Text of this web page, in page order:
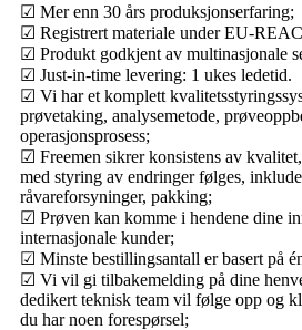
☑ Mer enn 30 års produksjonserfaring;
☑ Registrert materiale under EU-
☑ Produkt godkjent av multinasjonale
☑ Just-in-time levering: 1 ukes ledetid.
☑ Vi har et komplett
prøvetaking, analysemetode,
operasjonsprosess;
☑ Freemen sikrer konsistens av kvalitet,
med styring av endringer følges,
råvareforsyninger, pakking;
☑ Prøven kan komme i hendene dine
internasjonale kunder;
☑ Minste bestillingsantall er basert på
☑ Vi vil gi tilbakemelding på dine
dedikert teknisk team vil følge opp og
du har noen forespørsel;